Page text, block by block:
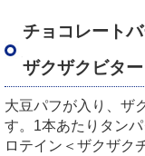
チョコレート
ザクザクビター
大豆パフが入り、ザ
す。 1本あたりタン
ロテイン＜ザクザク